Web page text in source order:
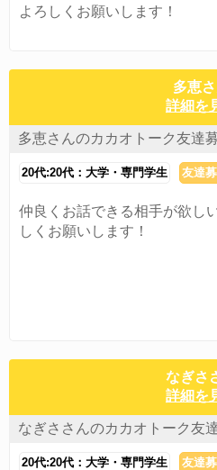
よろしくお願いします！
多恵
詳細を
多恵さんのカカオトーク友達
20代:20代：大学・専門学生 友達
仲良くお話できる相手が欲し
しくお願いします！
なぎさ
詳細を
なぎささんのカカオトーク友
20代:20代：大学・専門学生 友達